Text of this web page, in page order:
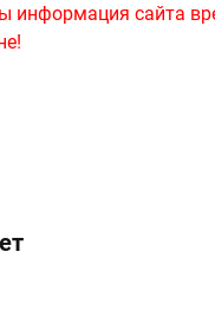
информация сайта